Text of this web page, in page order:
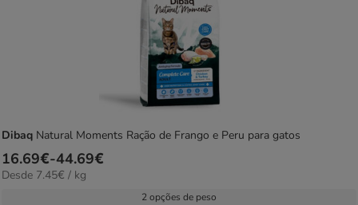
Dibaq Natural Moments Ração de Frango e Peru para gatos
Preço
de
16.69€-44.69€
7.45€
Desde 7.45€ / kg
2 opções de peso